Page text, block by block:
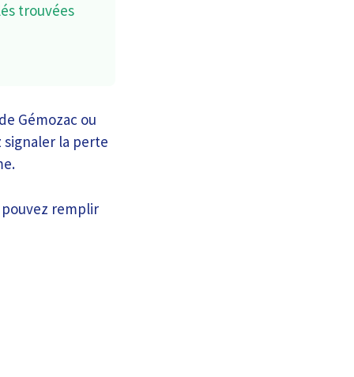
trouvées
Gémozac ou
la perte
pouvez remplir